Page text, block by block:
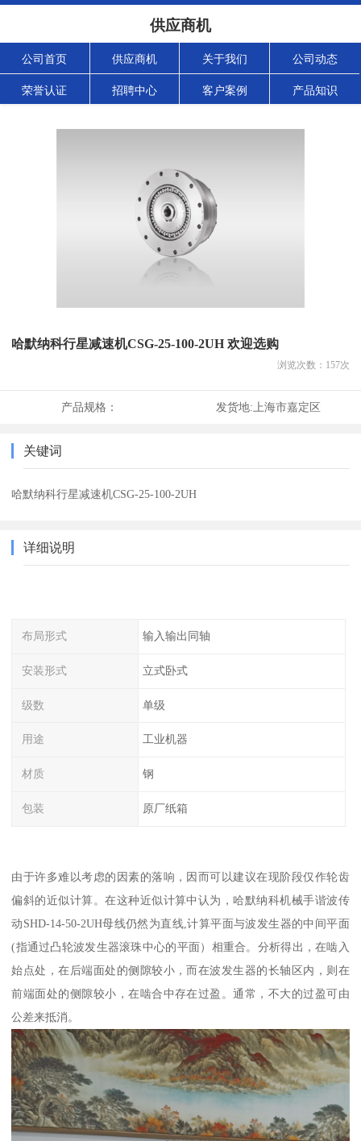
供应商机
公司首页 供应商机 关于我们 公司动态
荣誉认证 招聘中心 客户案例 产品知识
哈默纳科行星减速机CSG-25-100-2UH 欢迎选购
浏览次数： 157次
产品规格： 发货地: 上海市嘉定区
关键词
哈默纳科行星减速机CSG-25-100-2UH
详细说明
布局形式 输入输出同轴
安装形式 立式卧式
级数 单级
用途 工业机器
材质 钢
包装 原厂纸箱
由于许多难以考虑的因素的落响，因而可以建议在现阶段仅作轮齿
偏斜的近似计算。在这种近似计算中认为，哈默纳科机械手谐波传
动SHD-14-50-2UH母线仍然为直线,计算平面与波发生器的中间平面
(指通过凸轮波发生器滚珠中心的平面）相重合。分析得出，在啮入
始点处，在后端面处的侧隙较小，而在波发生器的长轴区内，则在
前端面处的侧隙较小，在啮合中存在过盈。通常，不大的过盈可由
公差来抵消。